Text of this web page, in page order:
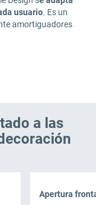
usuario. Es un
amortiguadores
a las
Apertura